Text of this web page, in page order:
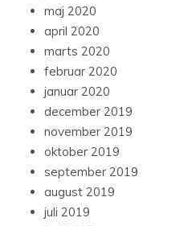
maj 2020
april 2020
marts 2020
februar 2020
januar 2020
december 2019
november 2019
oktober 2019
september 2019
august 2019
juli 2019